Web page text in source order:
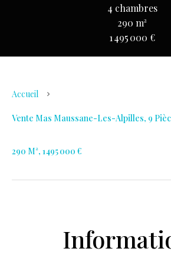
4 chambres
290 m²
1 495 000 €
Accueil
Vente Mas Maussane-Les-Alpilles, 9
290 M², 1 495 000 €